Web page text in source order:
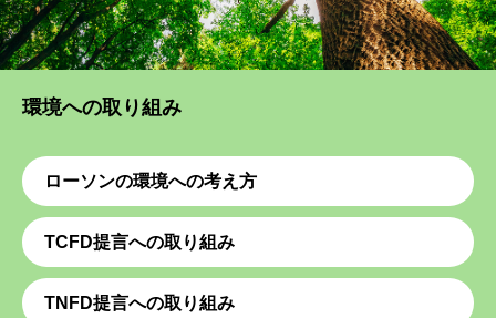
環境への取り組み
ローソンの環境への考え方
TCFD提言への取り組み
TNFD提言への取り組み